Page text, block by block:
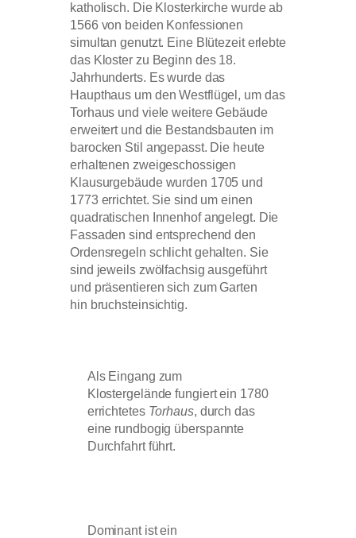
katholisch. Die Klosterkirche wurde ab
1566 von beiden Konfessionen
simultan genutzt. Eine Blütezeit erlebte
das Kloster zu Beginn des 18.
Jahrhunderts. Es wurde das
Haupthaus um den Westflügel, um das
Torhaus und viele weitere Gebäude
erweitert und die Bestandsbauten im
barocken Stil angepasst. Die heute
erhaltenen zweigeschossigen
Klausurgebäude wurden 1705 und
1773 errichtet. Sie sind um einen
quadratischen Innenhof angelegt. Die
Fassaden sind entsprechend den
Ordensregeln schlicht gehalten. Sie
sind jeweils zwölfachsig ausgeführt
und präsentieren sich zum Garten
hin bruchsteinsichtig.
Als Eingang zum
Klostergelände fungiert ein 1780
errichtetes Torhaus, durch das
eine rundbogig überspannte
Durchfahrt führt.
Dominant ist ein